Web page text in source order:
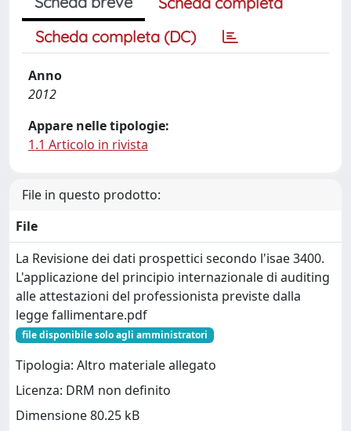
Scheda completa (DC)
Anno
2012
Appare nelle tipologie:
1.1 Articolo in rivista
File in questo prodotto:
File
La Revisione dei dati prospettici secondo l'isae 3400.
L'applicazione del principio internazionale di auditing
alle attestazioni del professionista previste dalla
legge fallimentare.pdf
file disponibile solo agli amministratori
Tipologia: Altro materiale allegato
Licenza: DRM non definito
Dimensione 80.25 kB